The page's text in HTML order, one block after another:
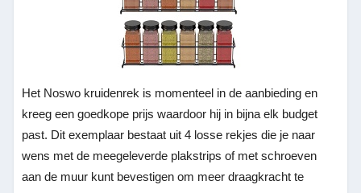
Het Noswo kruidenrek is momenteel in de aanbieding en
kreeg een goedkope prijs waardoor hij in bijna elk budget
past. Dit exemplaar bestaat uit 4 losse rekjes die je naar
wens met de meegeleverde plakstrips of met schroeven
aan de muur kunt bevestigen om meer draagkracht te